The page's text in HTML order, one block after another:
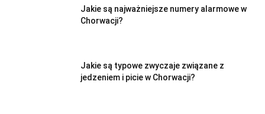
Jakie są najważniejsze numery alarmowe w
Chorwacji?
Jakie są typowe zwyczaje związane z
jedzeniem i picie w Chorwacji?